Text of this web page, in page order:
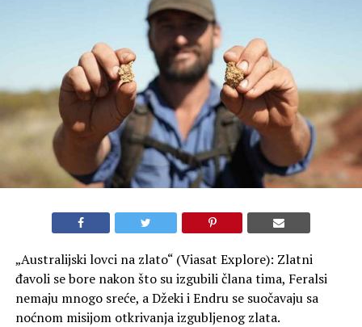
„Australijski lovci na zlato“ (Viasat Explore): Zlatni
đavoli se bore nakon što su izgubili člana tima, Feralsi
nemaju mnogo sreće, a Džeki i Endru se suočavaju sa
noćnom misijom otkrivanja izgubljenog zlata.